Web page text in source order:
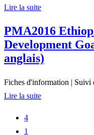
Lire la suite
PMA2016
Development
anglais)
Fiches d'information | Suivi
Lire la suite
4
1